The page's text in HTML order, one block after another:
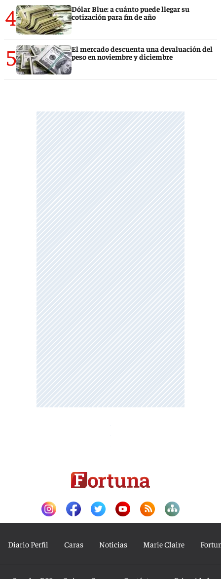
4
Dólar Blue: a cuánto puede llegar su
cotización para fin de año
5
El mercado descuenta una devaluación del
peso en noviembre y diciembre
Diario Perfil Caras Noticias Marie Claire